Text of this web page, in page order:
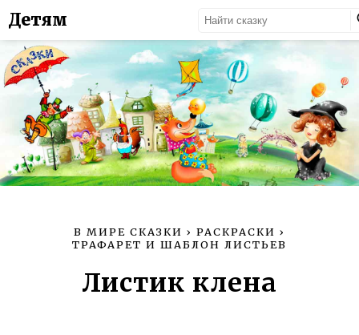
Детям
В МИРЕ СКАЗКИ › РАСКРАСКИ ›
ТРАФАРЕТ И ШАБЛОН ЛИСТЬЕВ
Листик клена